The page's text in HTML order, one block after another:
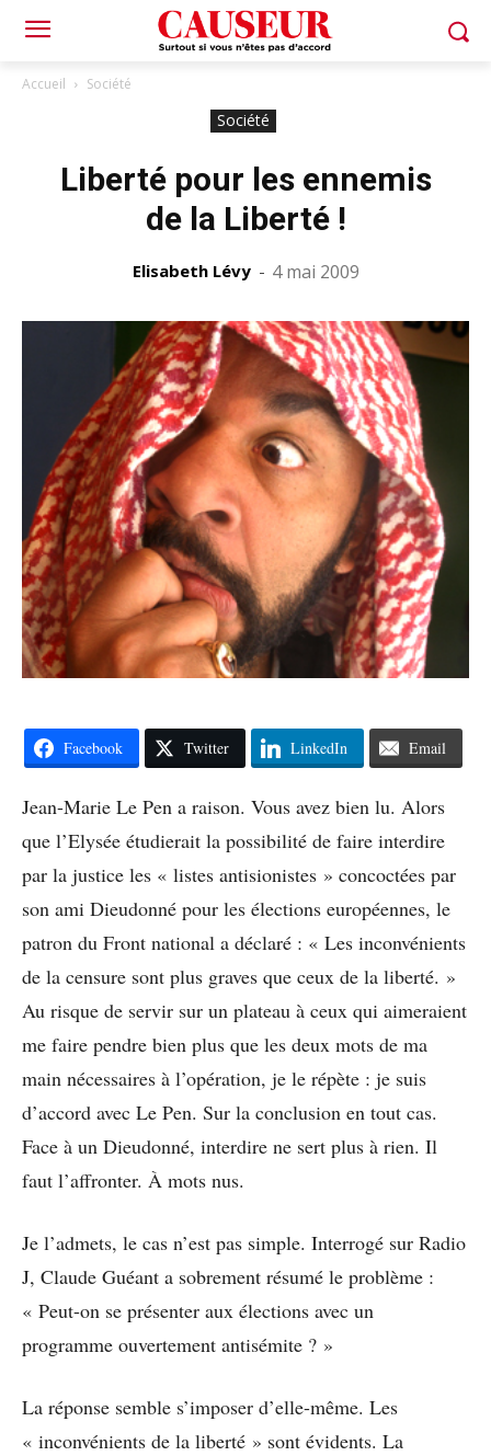
Accueil Société
Société
Liberté pour les ennemis
de la Liberté !
Elisabeth Lévy - 4 mai 2009
Facebook Twitter LinkedIn Email
Jean-Marie Le Pen a raison. Vous avez bien lu. Alors
que l’Elysée étudierait la possibilité de faire interdire
par la justice les « listes antisionistes » concoctées par
son ami Dieudonné pour les élections européennes, le
patron du Front national a déclaré : « Les inconvénients
de la censure sont plus graves que ceux de la liberté. »
Au risque de servir sur un plateau à ceux qui aimeraient
me faire pendre bien plus que les deux mots de ma
main nécessaires à l’opération, je le répète : je suis
d’accord avec Le Pen. Sur la conclusion en tout cas.
Face à un Dieudonné, interdire ne sert plus à rien. Il
faut l’affronter. À mots nus.
Je l’admets, le cas n’est pas simple. Interrogé sur Radio
J, Claude Guéant a sobrement résumé le problème :
« Peut-on se présenter aux élections avec un
programme ouvertement antisémite ? »
La réponse semble s’imposer d’elle-même. Les
« inconvénients de la liberté » sont évidents. La